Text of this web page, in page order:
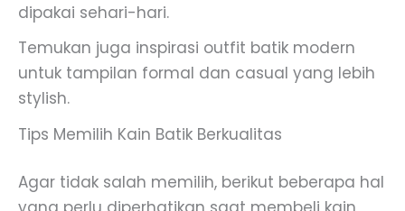
dipakai sehari-hari.
Temukan juga inspirasi outfit batik modern
untuk tampilan formal dan casual yang lebih
stylish.
Tips Memilih Kain Batik Berkualitas
Agar tidak salah memilih, berikut beberapa hal